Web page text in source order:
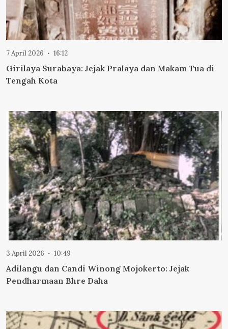
7 April 2026 16:12
Girilaya Surabaya: Jejak Pralaya dan Makam Tua di
Tengah Kota
3 April 2026 10:49
Adilangu dan Candi Winong Mojokerto: Jejak
Pendharmaan Bhre Daha